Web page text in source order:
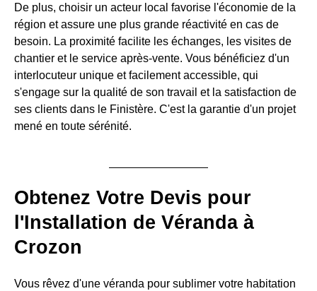
De plus, choisir un acteur local favorise l'économie de la
région et assure une plus grande réactivité en cas de
besoin. La proximité facilite les échanges, les visites de
chantier et le service après-vente. Vous bénéficiez d'un
interlocuteur unique et facilement accessible, qui
s'engage sur la qualité de son travail et la satisfaction de
ses clients dans le Finistère. C'est la garantie d'un projet
mené en toute sérénité.
Obtenez Votre Devis pour
l'Installation de Véranda à
Crozon
Vous rêvez d'une véranda pour sublimer votre habitation